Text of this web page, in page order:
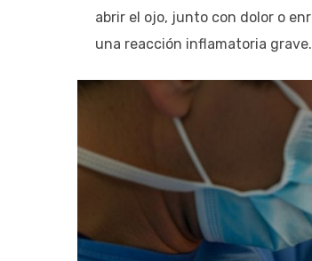
abrir el ojo, junto con dolor o
una reacción inflamatoria grave.